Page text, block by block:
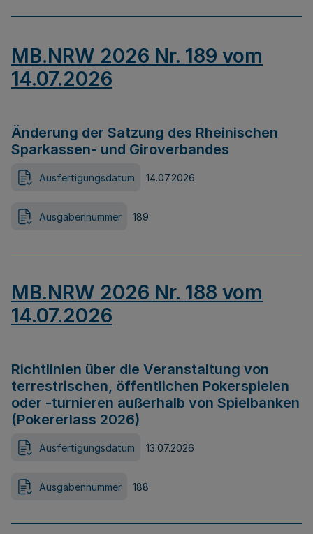
MB.NRW 2026 Nr. 189 vom
14.07.2026
Änderung der Satzung des Rheinischen
Sparkassen- und Giroverbandes
Ausfertigungsdatum 14.07.2026
Ausgabennummer 189
MB.NRW 2026 Nr. 188 vom
14.07.2026
Richtlinien über die Veranstaltung von
terrestrischen, öffentlichen Pokerspielen
oder -turnieren außerhalb von Spielbanken
(Pokererlass 2026)
Ausfertigungsdatum 13.07.2026
Ausgabennummer 188